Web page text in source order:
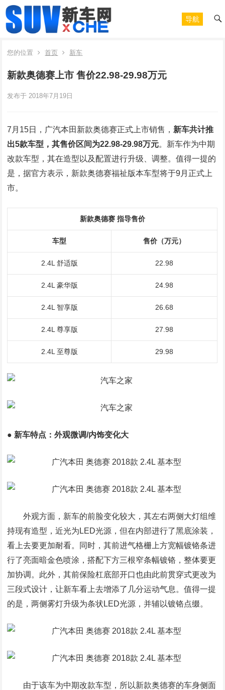
导航
您的位置 首页 新车
新款奥德赛上市 售价22.98-29.98万元
发布于 2018年7月19日
7月15日，广汽本田新款奥德赛正式上市销售， 新车共计推
出5款车型，其售价区间为22.98-29.98万元。新车作为中期
改款车型，其在造型以及配置进行升级、调整。值得一提的
是，据官方表示，新款奥德赛福祉版本车型将于9月正式上
市。
新款奥德赛 指导售价
车型 售价（万元）
2.4L 舒适版 22.98
2.4L 豪华版 24.98
2.4L 智享版 26.68
2.4L 尊享版 27.98
2.4L 至尊版 29.98
● 新车特点：外观微调/内饰变化大
外观方面，新车的前脸变化较大，其左右两侧大灯组维
持现有造型，近光为LED光源，但在内部进行了黑底涂装，
看上去要更加耐看。同时，其前进气格栅上方宽幅镀铬条进
行了亮面暗金色喷涂，搭配下方三根窄条幅镀铬，整体要更
加协调。此外，其前保险杠底部开口也由此前贯穿式更改为
三段式设计，让新车看上去增添了几分运动气息。值得一提
的是，两侧雾灯升级为条状LED光源，并辅以镀铬点缀。
由于该车为中期改款车型，所以新款奥德赛的车身侧面